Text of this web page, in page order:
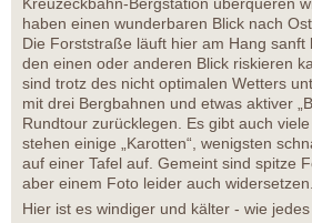
haben einen wunderbaren Blick nach
Die Forststraße läuft hier am Hang sanft
den einen oder anderen Blick riskieren
sind trotz des nicht optimalen Wetters
mit drei Bergbahnen und etwas aktiver
Rundtour zurücklegen. Es gibt auch
stehen einige „Karotten“, wenigsten
auf einer Tafel auf. Gemeint sind spitze
aber einem Foto leider auch widersetzen.
Hier ist es windiger und kälter - wie